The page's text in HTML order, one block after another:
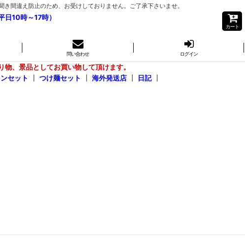
間違え防止のため、お受けしておりません。ご了承下さいませ。
平日10時～17時）
カート
問い合わせ ログイン
、景品としてお買い物して頂けます。
セット つけ麺セット 海外発送店 日記┃